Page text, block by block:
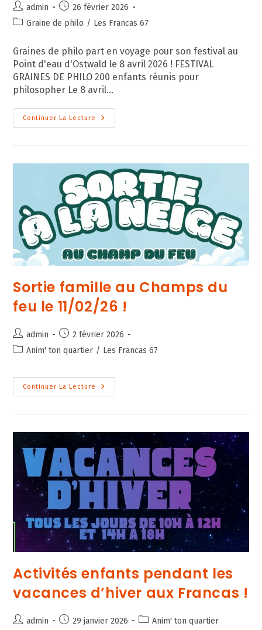
Auteur/autrice
de
admin
Publication
publiée :
26 février 2026
PostGraine de philo / Les Francas 67
Graines de philo part en voyage pour son festival au
Point d'eau d'Ostwald le 8 avril 2026 ! FESTIVAL
GRAINES DE PHILO 200 enfants réunis pour
philosopher Le 8 avril…
Continuer La Lecture
Festival
Graines
2026
Sortie famille au Champs du
feu le 11/02/26 !
Auteur/autrice
de
admin
Publication
publiée :
2 février 2026
PostAnim' ton quartier / Les Francas 67
Continuer La Lecture
Sortie
Famille
Le
11/02/26
!
Activités enfants pendant les
vacances d’hiver aux Francas !
Auteur/autrice
admin
Publication
29 janvier 2026
PostAnim' ton quartier